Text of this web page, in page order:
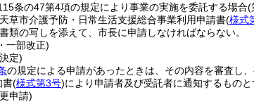
条の47第4項の規定により事業の実施を委託する場合(
草市介護予防・日常生活支援総合事業利用申請書(様式
類の写しを添えて、市長に申請しなければならない。
一部改正)
定)
の規定による申請があったときは、その内容を審査し
書(様式第3号)により申請者及び受託者に通知するものと
申請)